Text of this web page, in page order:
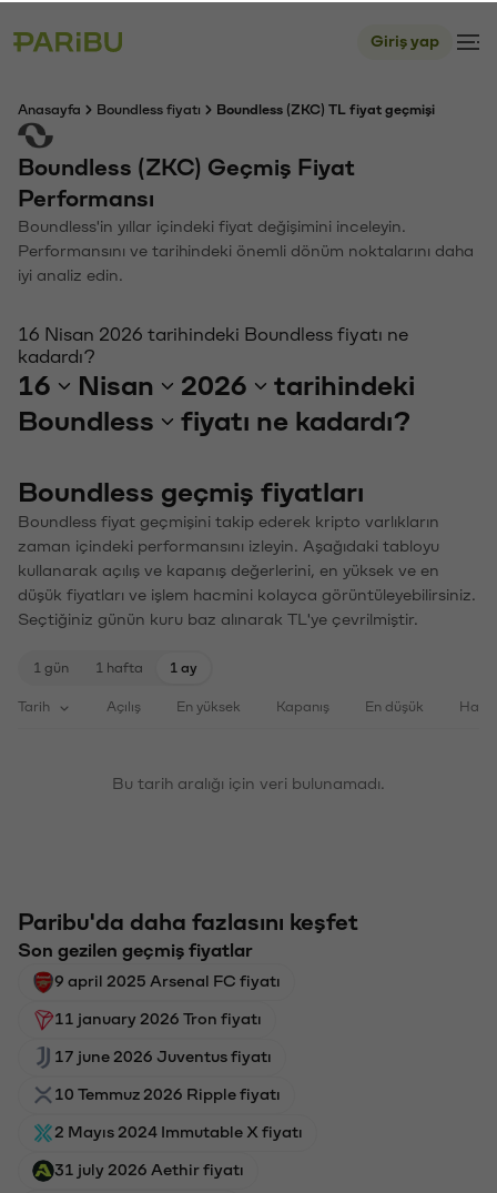
Giriş yap
Anasayfa Boundless fiyatı Boundless (ZKC) TL fiyat geçmişi
Boundless (ZKC) Geçmiş Fiyat
Performansı
Boundless'in yıllar içindeki fiyat değişimini inceleyin.
Performansını ve tarihindeki önemli dönüm noktalarını daha
iyi analiz edin.
16 Nisan 2026 tarihindeki Boundless fiyatı ne
kadardı?
16 Nisan 2026
tarihindeki
Boundless
fiyatı ne kadardı?
Boundless geçmiş fiyatları
Boundless fiyat geçmişini takip ederek kripto varlıkların
zaman içindeki performansını izleyin. Aşağıdaki tabloyu
kullanarak açılış ve kapanış değerlerini, en yüksek ve en
düşük fiyatları ve işlem hacmini kolayca görüntüleyebilirsiniz.
Seçtiğiniz günün kuru baz alınarak TL'ye çevrilmiştir.
1 gün 1 hafta 1 ay
Tarih Açılış En yüksek Kapanış En düşük
Bu tarih aralığı için veri bulunamadı.
Paribu'da daha fazlasını keşfet
Son gezilen geçmiş fiyatlar
9 april 2025 Arsenal FC fiyatı
11 january 2026 Tron fiyatı
17 june 2026 Juventus fiyatı
10 Temmuz 2026 Ripple fiyatı
2 Mayıs 2024 Immutable X fiyatı
31 july 2026 Aethir fiyatı